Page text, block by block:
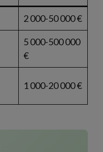
2 000-50 000 €
5 000-500 000
€
1 000-20 000 €